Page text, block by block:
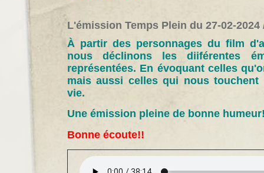
L'émission Temps Plein du 27-02-
À partir des personnages du film
nous déclinons les diiférentes
représentées. En évoquant celles
mais aussi celles qui nous
vie.
Une émission pleine de bonne
Bonne écoute!!